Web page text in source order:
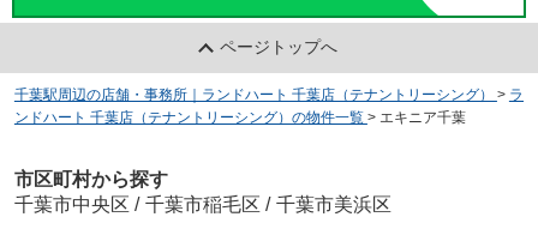
ページトップへ
千葉駅周辺の店舗・事務所｜ランドハート 千葉店（テナントリーシング） > ラ
ンドハート 千葉店（テナントリーシング）の物件一覧 > エキニア千葉
市区町村から探す
千葉市中央区 / 千葉市稲毛区 / 千葉市美浜区